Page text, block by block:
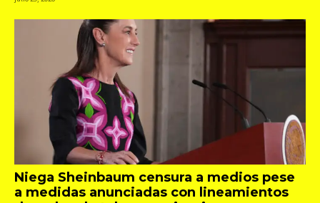
Niega Sheinbaum censura a medios pese
a medidas anunciadas con lineamientos